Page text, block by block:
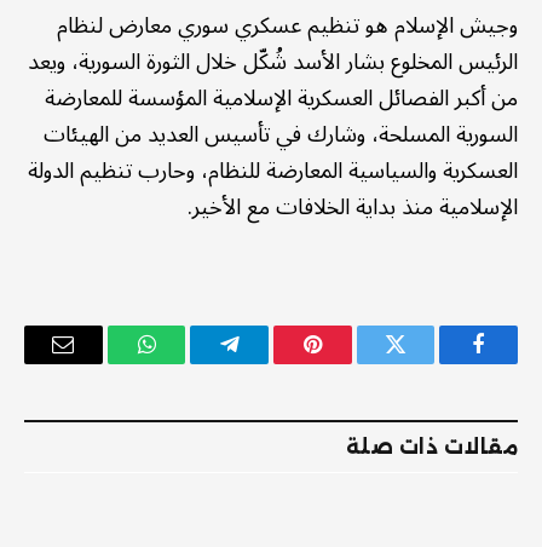
وجيش الإسلام هو تنظيم عسكري سوري معارض لنظام
الرئيس المخلوع بشار الأسد شُكّل خلال الثورة السورية، ويعد
من أكبر الفصائل العسكرية الإسلامية المؤسسة للمعارضة
السورية المسلحة، وشارك في تأسيس العديد من الهيئات
العسكرية والسياسية المعارضة للنظام، وحارب تنظيم الدولة
الإسلامية منذ بداية الخلافات مع الأخير.
فيسبوك تويتر بينتيريستتيلقرام واتساب
البريد
مقالات ذات صلة